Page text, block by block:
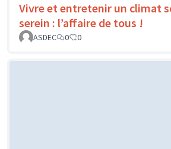
Vivre et entretenir un climat
serein : l’affaire de tous !
ASDEC
0 0